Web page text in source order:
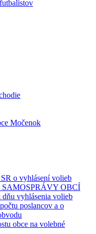
Močenok
o vyhlásení volieb
OBCÍ
vyhlásenia volieb
poslancov a o
obce na volebné